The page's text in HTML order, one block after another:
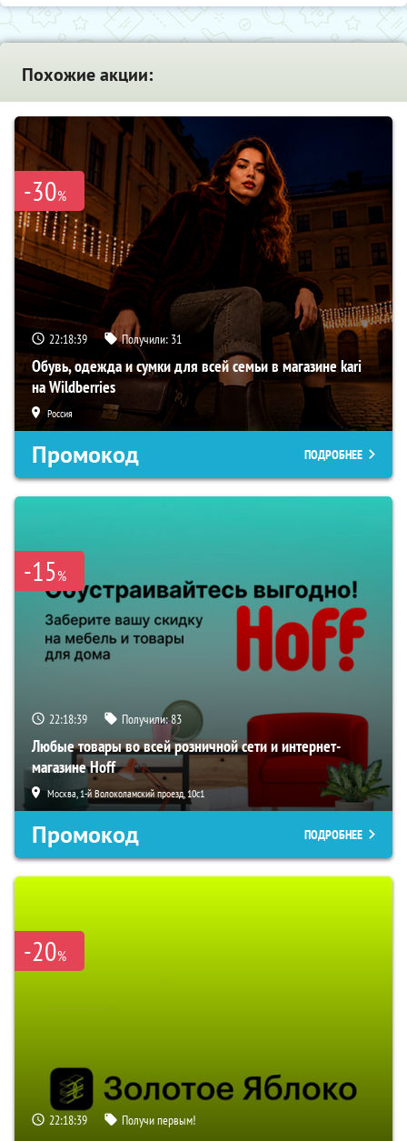
Похожие акции:
-30%
22:18:38 Получили: 31
Обувь, одежда и сумки для всей семьи в магазине kari
на Wildberries
Россия
Промокод ПОДРОБНЕЕ
-15%
22:18:38 Получили:83
Любые товары во всей розничной сети и интернет-
магазине Hoff
Москва, 1-й Волоколамский проезд, 10с1
Промокод ПОДРОБНЕЕ
-20%
22:18:38 Получи первым!